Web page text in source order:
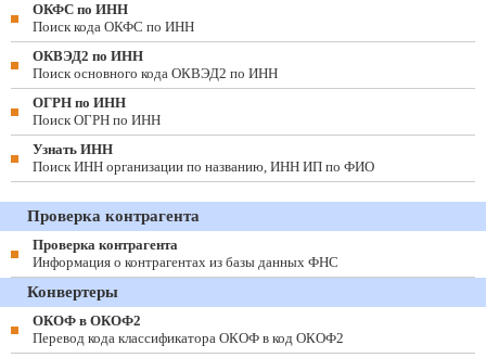
ОКФС по ИНН
Поиск кода ОКФС по ИНН
ОКВЭД2 по ИНН
Поиск основного кода ОКВЭД2 по ИНН
ОГРН по ИНН
Поиск ОГРН по ИНН
Узнать ИНН
Поиск ИНН организации по названию, ИНН ИП по ФИО
Проверка контрагента
Проверка контрагента
Информация о контрагентах из базы данных ФНС
Конвертеры
ОКОФ в ОКОФ2
Перевод кода классификатора ОКОФ в код ОКОФ2